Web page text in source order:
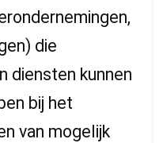
die
diensten kunnen
bij het
van mogelijk